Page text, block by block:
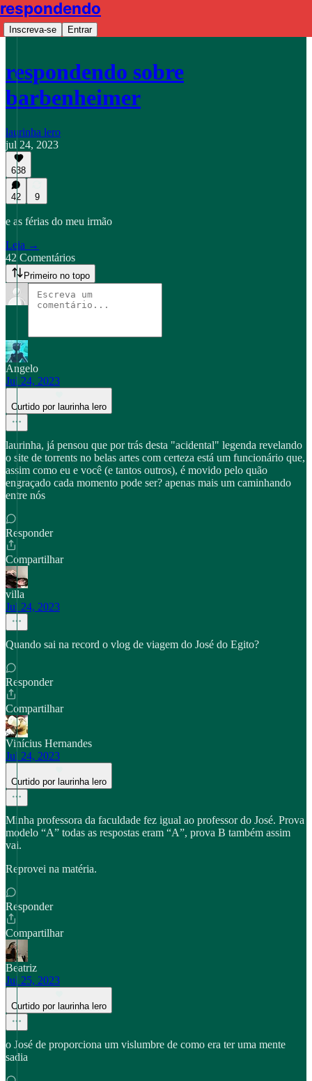
respondendo
Inscreva-se Entrar
respondendo sobre
barbenheimer
laurinha lero
jul 24, 2023
638
42 9
e as férias do meu irmão
Leia →
42 Comentários
Primeiro no topo
Angelo
Jul 24, 2023
Curtido por laurinha lero
laurinha, já pensou que por trás desta "acidental" legenda revelando
o site de torrents no belas artes com certeza está um funcionário que,
assim como eu e você (e tantos outros), é movido pelo quão
engraçado cada momento pode ser? apenas mais um caminhando
entre nós
Responder
Compartilhar
villa
Jul 24, 2023
Quando sai na record o vlog de viagem do José do Egito?
Responder
Compartilhar
Vinícius Hernandes
Jul 24, 2023
Curtido por laurinha lero
Minha professora da faculdade fez igual ao professor do José. Prova
modelo “A” todas as respostas eram “A”, prova B também assim
vai.
Reprovei na matéria.
Responder
Compartilhar
Beatriz
Jul 25, 2023
Curtido por laurinha lero
o José de proporciona um vislumbre de como era ter uma mente
sadia